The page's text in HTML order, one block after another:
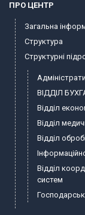
ПРО ЦЕНТР
Загальна
Структура
Структурні
ВІДДІЛ
Відділ
Відділ
Відділ
Відділ
систем